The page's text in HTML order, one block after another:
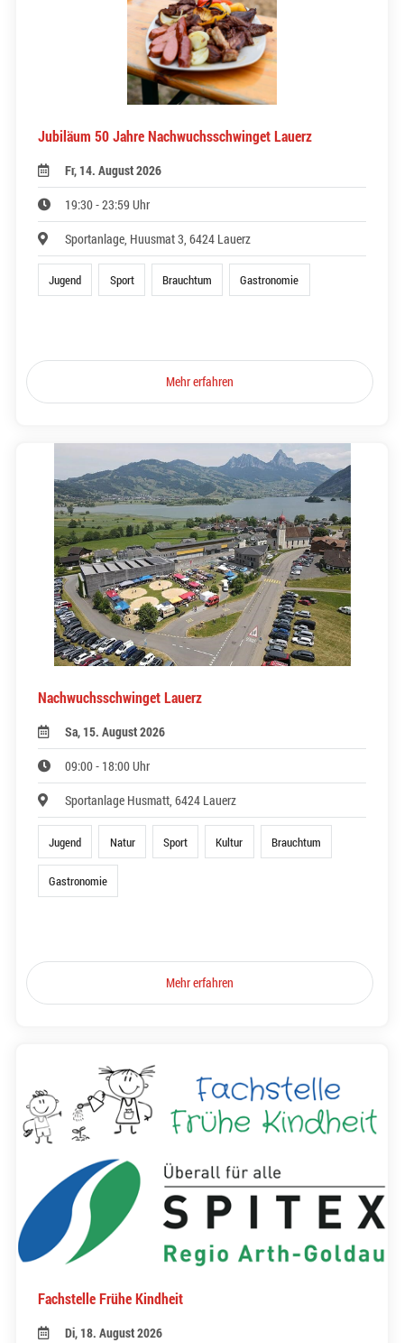
Jubiläum 50 Jahre Nachwuchsschwinget Lauerz
Fr, 14. August 2026
19:30 - 23:59 Uhr
Sportanlage, Huusmat 3, 6424 Lauerz
Jugend Sport Brauchtum Gastronomie
Mehr erfahren
Nachwuchsschwinget Lauerz
Sa, 15. August 2026
09:00 - 18:00 Uhr
Sportanlage Husmatt, 6424 Lauerz
Jugend Natur Sport Kultur Brauchtum
Gastronomie
Mehr erfahren
Fachstelle Frühe Kindheit
Di, 18. August 2026